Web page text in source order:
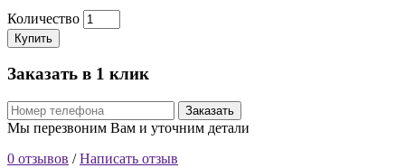
Количество
Купить
Заказать в 1 клик
Заказать
Мы перезвоним Вам и уточним детали
0 отзывов /Написать отзыв